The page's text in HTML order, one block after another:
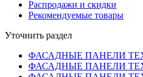
Распродажи и скидки
Рекомендуемые товары
Уточнить раздел
ФАСАДНЫЕ ПАНЕЛИ
ФАСАДНЫЕ ПАНЕЛИ